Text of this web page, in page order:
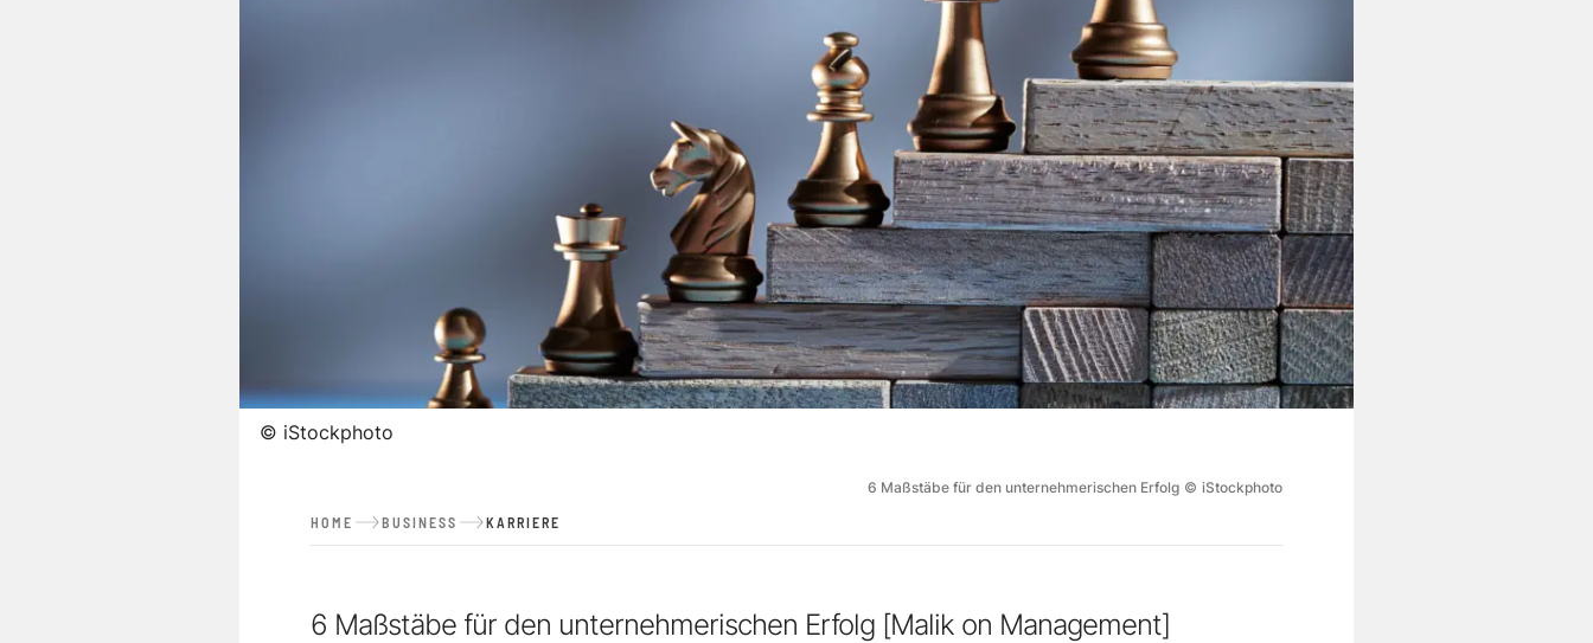
© iStockphoto
6 Maßstäbe für den unternehmerischen Erfolg © iStockphoto
HOME BUSINESS KARRIERE
6 Maßstäbe für den unternehmerischen Erfolg [Malik on Management]